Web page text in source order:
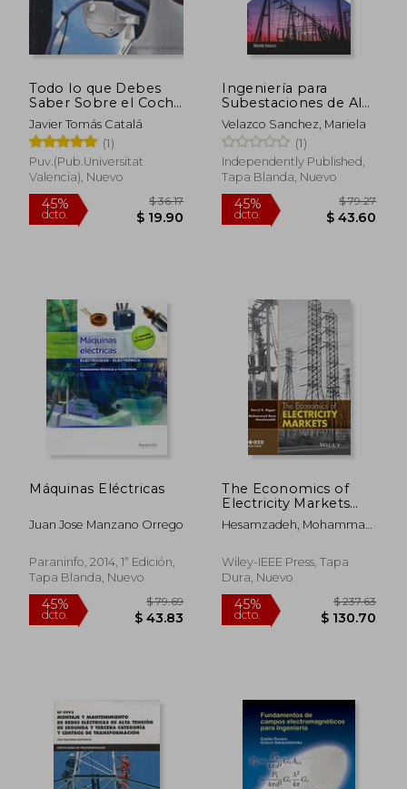
Todo lo que Debes
Saber Sobre el Coche
Electrico
Javier Tomás Catalá
(1)
Puv.(Pub.Universitat
Valencia), Nuevo
45%
dcto.
$ 36.17
$ 19.90
Ingeniería para
Subestaciones de Alta
Tensión: Guía Paso a
Paso
Velazco Sanchez, Mariela
(1)
Independently Published,
Tapa Blanda, Nuevo
45%
dcto.
Máquinas Eléctricas
Juan Jose Manzano Orrego
Paraninfo, 2014, 1ª Edición,
Tapa Blanda, Nuevo
The Economics of
Electricity Markets
(Wiley - IEEE) (en
Inglés)
Hesamzadeh, Mohammad
Wiley-IEEE Press, Tapa
Dura, Nuevo